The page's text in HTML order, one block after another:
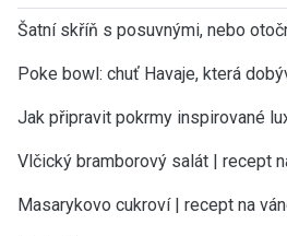
Šatní skříň s posuvnými, nebo
Poke bowl: chuť Havaje, která
Jak připravit pokrmy inspirované
Vlčický bramborový salát | recept
Masarykovo cukroví | recept na